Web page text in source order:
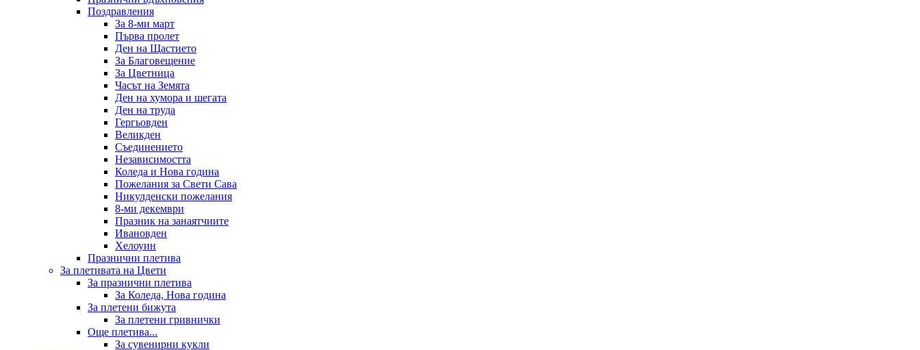
Поздравления
За 8-ми март
Първа пролет
Ден на Щастието
За Благовещение
За Цветница
Часът на Земята
Ден на хумора и шегата
Ден на труда
Гергьовден
Великден
Съединението
Независимостта
Коледа и Нова година
Пожелания за Свети Сава
Никулденски пожелания
8-ми декември
Празник на занаятчиите
Ивановден
Хелоуин
Празнични плетива
За плетивата на Цвети
За празнични плетива
За Коледа, Нова година
За плетени бижута
За плетени гривнички
Още плетива...
За сувенирни кукли